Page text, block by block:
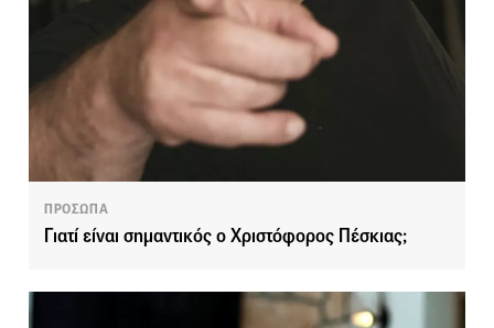
ΠΡΟΣΩΠΑ
Γιατί είναι σημαντικός ο Χριστόφορος Πέσκιας;